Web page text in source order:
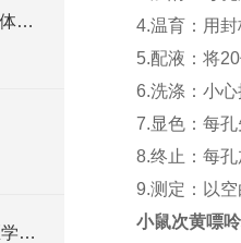
小鼠ELISA试剂盒基于抗原抗体特异性结合原理
小鼠肌酐激酶试剂盒是生物医学研究中不可少的工具
4.温育：用
5.配液：将
6.洗涤：小
7.显色：每
8.终止：每
9.测定：以
小鼠次黄嘌